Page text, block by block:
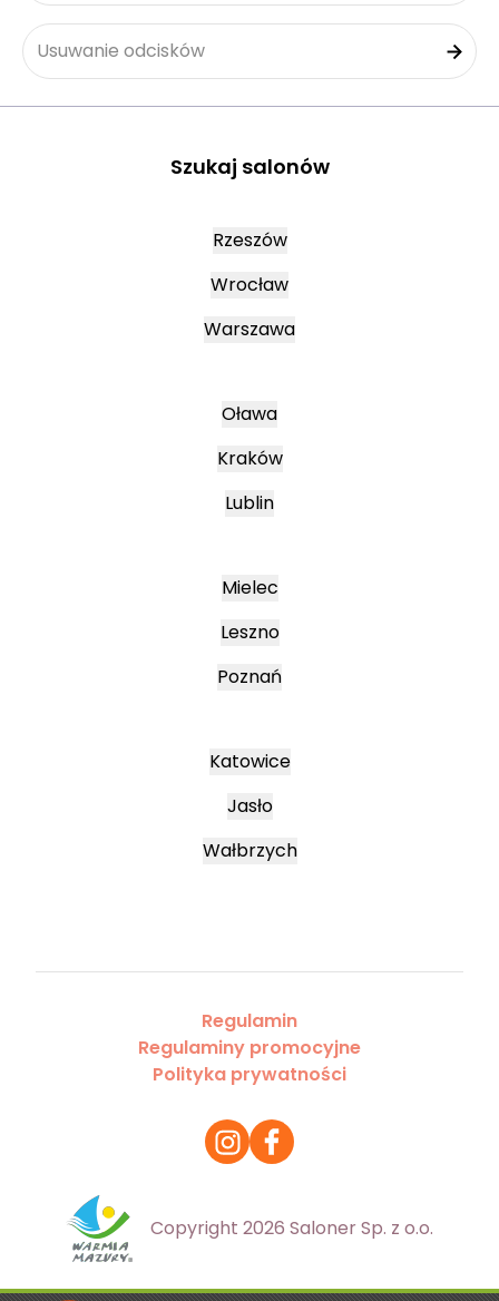
Usuwanie odcisków
Szukaj salonów
Rzeszów
Wrocław
Warszawa
Oława
Kraków
Lublin
Mielec
Leszno
Poznań
Katowice
Jasło
Wałbrzych
Regulamin
Regulaminy promocyjne
Polityka prywatności
Copyright 2026 Saloner Sp. z o.o.